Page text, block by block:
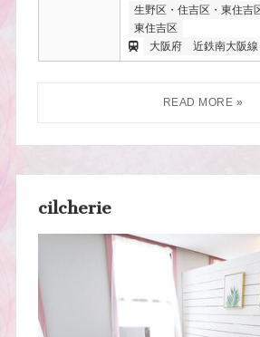
生野区・住吉区・東住吉
東住吉区
大阪府
近鉄南大阪線
cilcherie